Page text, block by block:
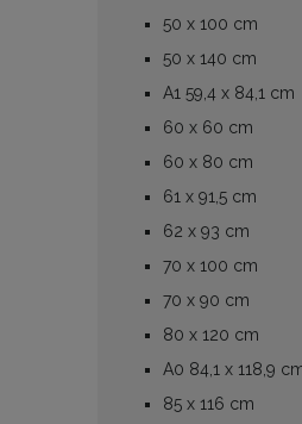
50 x 100 cm
50 x 140 cm
A1 59,4 x 84,1 cm
60 x 60 cm
60 x 80 cm
61 x 91,5 cm
62 x 93 cm
70 x 100 cm
70 x 90 cm
80 x 120 cm
A0 84,1 x 118,9
85 x 116 cm